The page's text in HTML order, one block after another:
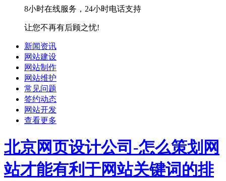
8小时在线服务，24小时电话支持
让您不再有后顾之忧!
新闻资讯
网站建设
网站制作
网站维护
常见问题
签约动态
网站开发
查看更多
北京网页设计公司-怎么策划网
站才能有利于网站关键词的排